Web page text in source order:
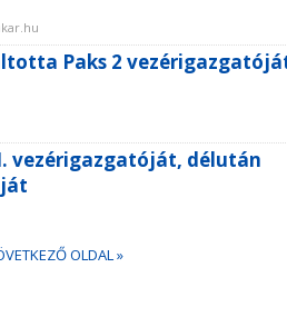
Paks 2
vezérigazgatóját, délután
OLDAL »